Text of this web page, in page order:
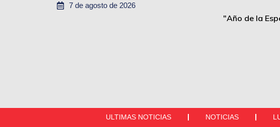
7 de agosto de 2026
"Año de la
ULTIMAS NOTICIAS NOTICIAS